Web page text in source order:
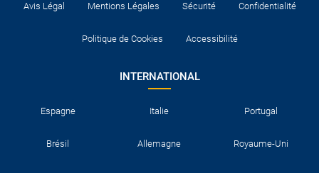
Avis Légal Mentions Légales Sécurité Confidentialité
Politique de Cookies Accessibilité
INTERNATIONAL
Espagne Italie Portugal
Brésil Allemagne Royaume-Uni